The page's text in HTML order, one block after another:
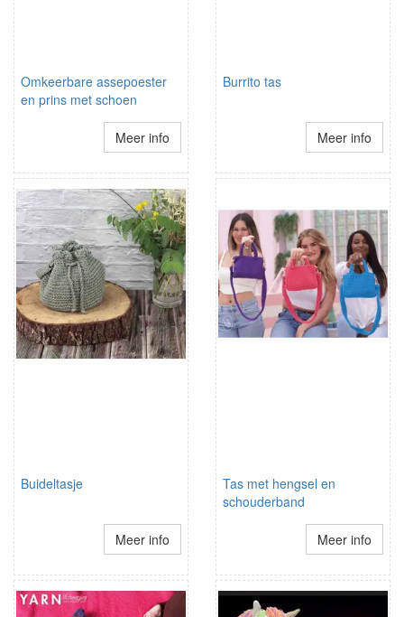
Omkeerbare assepoester
en prins met schoen
Meer info
Burrito tas
Meer info
Buideltasje
Meer info
Tas met hengsel en
schouderband
Meer info